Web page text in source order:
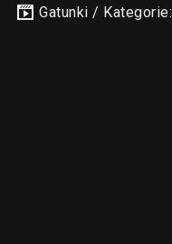
Gatunki / Kategorie: